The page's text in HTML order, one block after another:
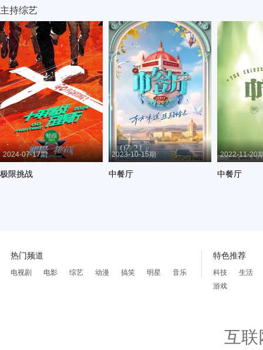
主持综艺
2024-07-17期
极限挑战
2023-10-15期
中餐厅
2022-11-20
中餐厅
热门频道
电视剧 电影 综艺 动漫 搞笑 明星 音乐
特色推荐
科技
生活
游戏
互联